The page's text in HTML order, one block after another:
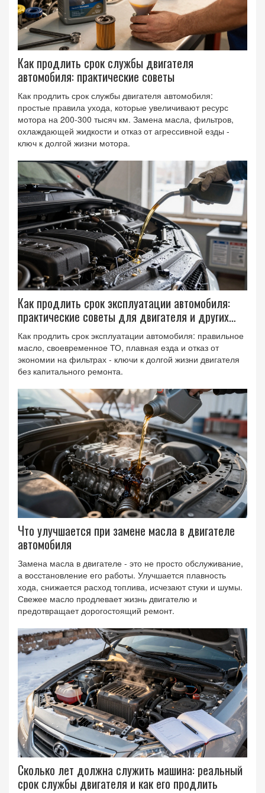
Как продлить срок службы двигателя
автомобиля: практические советы
Как продлить срок службы двигателя автомобиля:
простые правила ухода, которые увеличивают ресурс
мотора на 200-300 тысяч км. Замена масла, фильтров,
охлаждающей жидкости и отказ от агрессивной езды -
ключ к долгой жизни мотора.
Как продлить срок эксплуатации автомобиля:
практические советы для двигателя и других
систем
Как продлить срок эксплуатации автомобиля: правильное
масло, своевременное ТО, плавная езда и отказ от
экономии на фильтрах - ключи к долгой жизни двигателя
без капитального ремонта.
Что улучшается при замене масла в двигателе
автомобиля
Замена масла в двигателе - это не просто обслуживание,
а восстановление его работы. Улучшается плавность
хода, снижается расход топлива, исчезают стуки и шумы.
Свежее масло продлевает жизнь двигателю и
предотвращает дорогостоящий ремонт.
Сколько лет должна служить машина: реальный
срок службы двигателя и как его продлить